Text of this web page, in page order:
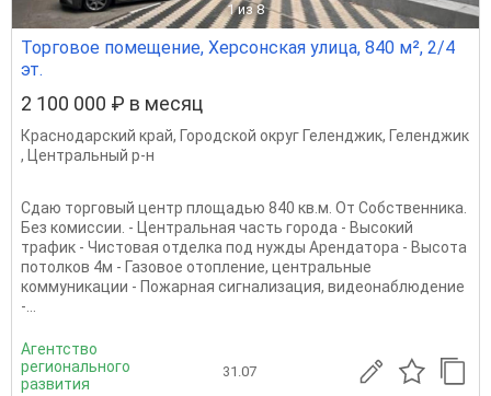
1 из 8
Торговое помещение, Херсонская улица, 840 м², 2/4
эт.
2 100 000 ₽ в месяц
Краснодарский край, Городской округ Геленджик, Геленджик
,
Центральный р-н
Сдаю торговый центр площадью 840 кв.м. От Собственника.
Без комиссии. - Центральная часть города - Высокий
трафик - Чистовая отделка под нужды Арендатора - Высота
потолков 4м - Газовое отопление, центральные
коммуникации - Пожарная сигнализация, видеонаблюдение
-...
Агентство
регионального
развития
31.07